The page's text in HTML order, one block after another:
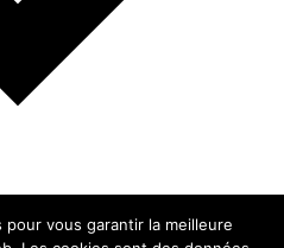
vous garantir la meilleure